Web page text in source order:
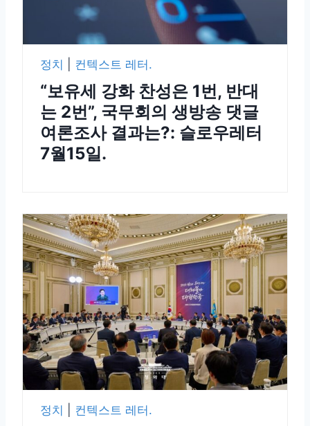
정치 컨텍스트 레터.
“보유세 강화 찬성은 1번, 반대
는 2번”, 국무회의 생방송 댓글
여론조사 결과는?: 슬로우레터
7월15일.
정치 컨텍스트 레터.